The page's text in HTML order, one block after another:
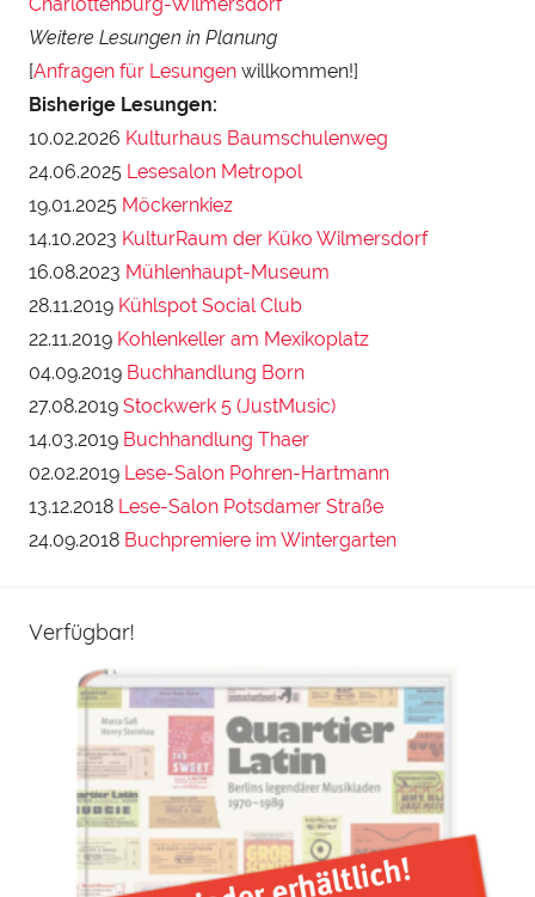
Weitere Lesungen in Planung
[Anfragen für Lesungen willkommen!]
Bisherige Lesungen:
10.02.2026 Kulturhaus Baumschulenweg
24.06.2025 Lesesalon Metropol
19.01.2025 Möckernkiez
14.10.2023 KulturRaum der Küko Wilmersdorf
16.08.2023 Mühlenhaupt-Museum
28.11.2019 Kühlspot Social Club
22.11.2019 Kohlenkeller am Mexikoplatz
04.09.2019 Buchhandlung Born
27.08.2019 Stockwerk 5 (JustMusic)
14.03.2019 Buchhandlung Thaer
02.02.2019 Lese-Salon Pohren-Hartmann
13.12.2018 Lese-Salon Potsdamer Straße
24.09.2018 Buchpremiere im Wintergarten
Verfügbar!